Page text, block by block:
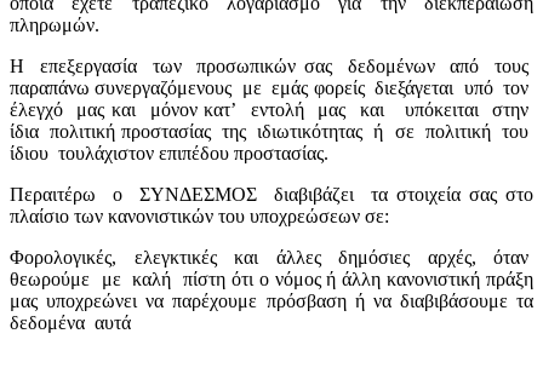
πληρωμών.
Η
επεξεργασία των προσωπικών σας δεδομένων από
τους
παραπάνω συνεργαζόμενους με εμάς φορείς διεξάγεται υπό τον
έλεγχό
μας και μόνον κατ’ εντολή μας και υπόκειται
στην
ίδια πολιτική προστασίας της ιδιωτικότητας ή σε πολιτική του
ίδιου τουλάχιστον επιπέδου προστασίας.
Περαιτέρω
ο ΣΥΝΔΕΣΜΟΣ διαβιβάζει
τα στοιχεία σας στο
πλαίσιο των κανονιστικών του υποχρεώσεων σε:
Φορολογικές,
ελεγκτικές και άλλες δημόσιες αρχές,
όταν
θεωρούμε
με καλή πίστη ότι ο νόμος ή άλλη κανονιστική πράξη
μας υποχρεώνει να παρέχουμε πρόσβαση ή να διαβιβάσουμε τα
δεδομένα αυτά